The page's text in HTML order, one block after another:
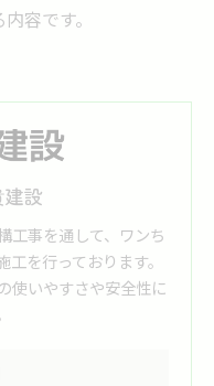
容です。
設
工事を通して、ワンち
を行っております。
使いやすさや安全性に